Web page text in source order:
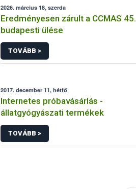
2026. március 18, szerda
Eredményesen zárult a CCMAS 45.
budapesti ülése
TOVÁBB >
2017. december 11, hétfő
Internetes próbavásárlás -
állatgyógyászati termékek
TOVÁBB >